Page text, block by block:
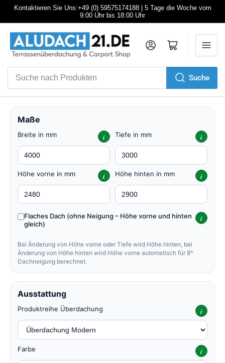
Kontaktieren Sie Uns:+49 (0) 59575174188 | 5 Tage die Woche vom
9:00 Uhr bis 18:00 Uhr
Produkten
Suche
AnmeldenMini-Warenkorb öffnen